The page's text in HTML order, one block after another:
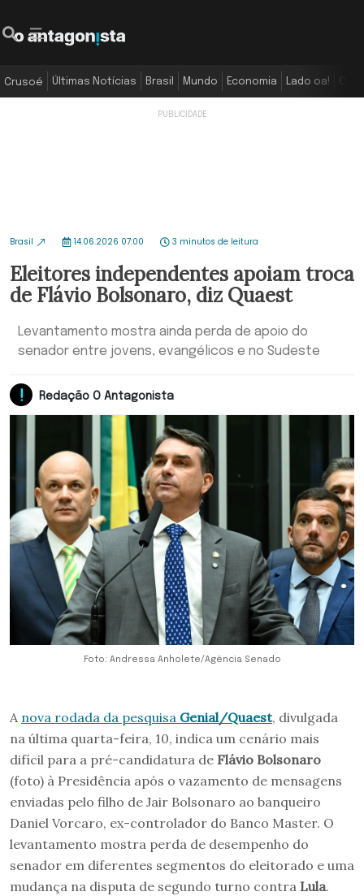
Crusoé Últimas Notícias Brasil Mundo Economia Lado oa!
Brasil 14.06.2026 07:00 3 minutos de leitura
Eleitores independentes apoiam troca
de Flávio Bolsonaro, diz Quaest
Levantamento mostra ainda perda de apoio do
senador entre jovens, evangélicos e no Sudeste
Redação O Antagonista
Foto: Andressa Anholete/Agência Senado
A nova rodada da pesquisa Genial/Quaest, divulgada
na última quarta-feira, 10, indica um cenário mais
difícil para a pré-candidatura de Flávio Bolsonaro
(foto) à Presidência após o vazamento de mensagens
enviadas pelo filho de Jair Bolsonaro ao banqueiro
Daniel Vorcaro, ex-controlador do Banco Master. O
levantamento mostra perda de desempenho do
senador em diferentes segmentos do eleitorado e uma
mudança na disputa de segundo turno contra Lula.